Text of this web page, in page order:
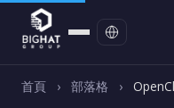
首頁 › 部落格 ›